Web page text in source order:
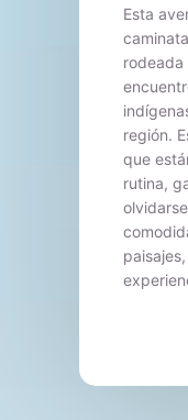
Esta
rodeada
región.
que
rutina,